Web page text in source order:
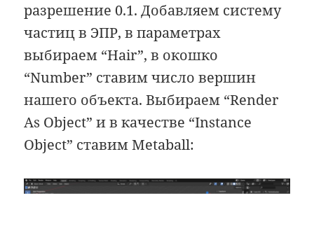
разрешение 0.1. Добавляем систему
частиц в ЭПР, в параметрах
выбираем “Hair”, в окошко
“Number” ставим число вершин
нашего объекта. Выбираем “Render
As Object” и в качестве “Instance
Object” ставим Metaball: